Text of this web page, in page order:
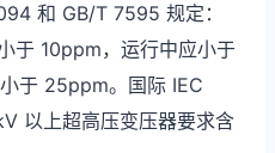
和 GB/T 7595 规定：
于 10ppm，运行中应小于
于 25ppm。国际 IEC
以上超高压变压器要求含